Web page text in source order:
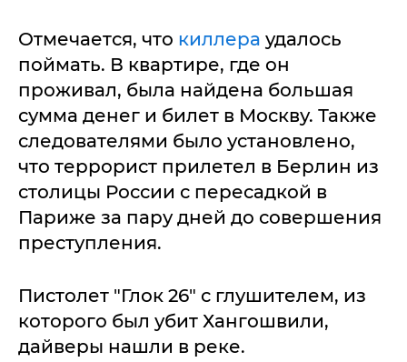
Отмечается, что киллера удалось
поймать. В квартире, где он
проживал, была найдена большая
сумма денег и билет в Москву. Также
следователями было установлено,
что террорист прилетел в Берлин из
столицы России с пересадкой в
Париже за пару дней до совершения
преступления.
Пистолет "Глок 26" с глушителем, из
которого был убит Хангошвили,
дайверы нашли в реке.